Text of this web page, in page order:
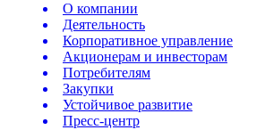
О компании
Деятельность
Корпоративное управление
Акционерам и инвесторам
Потребителям
Закупки
Устойчивое развитие
Пресс-центр